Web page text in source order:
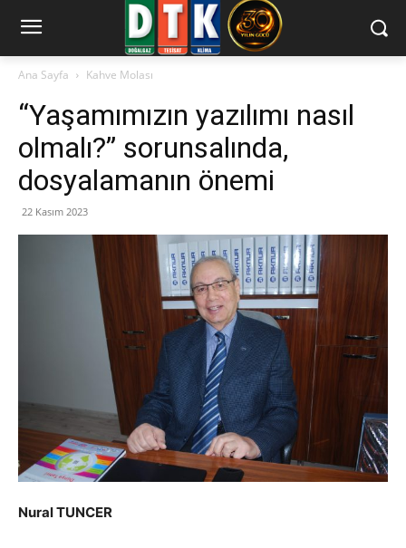
Ana Sayfa Kahve Molası
“Yaşamımızın yazılımı nasıl
olmalı?” sorunsalında,
dosyalamanın önemi
22 Kasım 2023
Nural TUNCER